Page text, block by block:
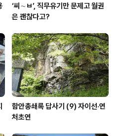
‘씨∼ㅂ’, 직무유기만 문제고 월권
은 괜찮다고?
함안총쇄록 답사기 (9) 자이선·연
처초연